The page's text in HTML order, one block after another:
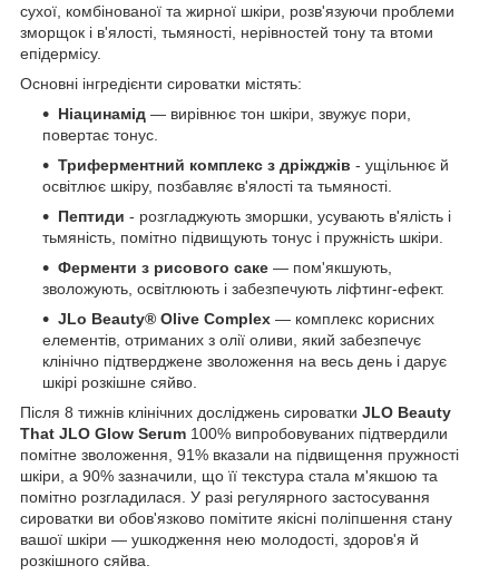
сухої, комбінованої та жирної шкіри, розв'язуючи проблеми
зморщок і в'ялості, тьмяності, нерівностей тону та втоми
епідермісу.
Основні інгредієнти сироватки містять:
Ніацинамід — вирівнює тон шкіри, звужує пори,
повертає тонус.
Триферментний комплекс з дріжджів - ущільнює й
освітлює шкіру, позбавляє в'ялості та тьмяності.
Пептиди - розгладжують зморшки, усувають в'ялість і
тьмяність, помітно підвищують тонус і пружність шкіри.
Ферменти з рисового саке — пом'якшують,
зволожують, освітлюють і забезпечують ліфтинг-ефект.
JLo Beauty® Olive Complex — комплекс корисних
елементів, отриманих з олії оливи, який забезпечує
клінічно підтверджене зволоження на весь день і дарує
шкірі розкішне сяйво.
Після 8 тижнів клінічних досліджень сироватки JLO Beauty
That JLO Glow Serum 100% випробовуваних підтвердили
помітне зволоження, 91% вказали на підвищення пружності
шкіри, а 90% зазначили, що її текстура стала м'якшою та
помітно розгладилася. У разі регулярного застосування
сироватки ви обов'язково помітите якісні поліпшення стану
вашої шкіри — ушкодження нею молодості, здоров'я й
розкішного сяйва.